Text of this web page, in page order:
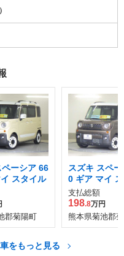
ペーシア 66
スタイル
郡菊陽町
スズキ スペ
0 ギア マイ
支払総額
198.8万円
熊本県菊池郡
をもっと見る